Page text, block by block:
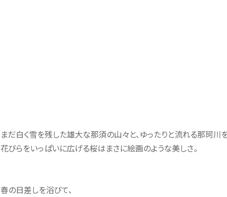
まだ白く雪を残した雄大な那須の山々と、ゆったりと流れる那珂川
花びらをいっぱいに広げる桜はまさに絵画のような美しさ。
春の日差しを浴びて、